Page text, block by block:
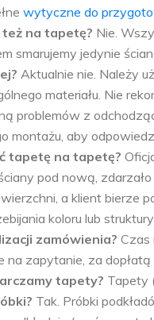
wytyczne do
też na tapetę? Nie.
smarujemy jedynie
Aktualnie nie. Należy
materiału. Nie
problemów z
montażu, aby
tapetę na tapetę?
pod nową,
a klient
koloru lub
zamówienia? Czas
na zapytanie, za dopłatą
tapety? Tapety
Tak. Próbki